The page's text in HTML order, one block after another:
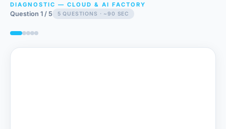
DIAGNOSTIC — CLOUD & AI FACTORY
Question 1 / 5 5 QUESTIONS · ~90 SEC